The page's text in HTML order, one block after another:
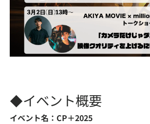
◆イベント概要
イベント名：CP＋2025